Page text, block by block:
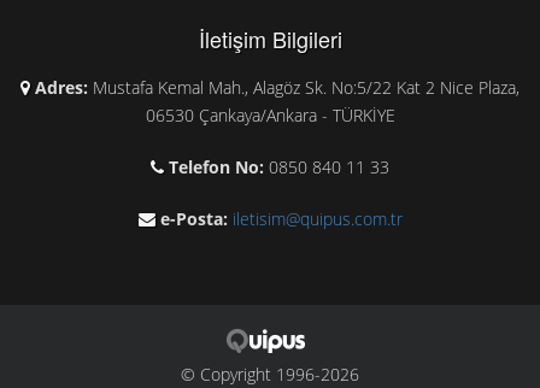
İletişim Bilgileri
Adres: Mustafa Kemal Mah., Alagöz Sk. No:5/22 Kat 2 Nice Plaza,
06530 Çankaya/Ankara - TÜRKİYE
Telefon No: 0850 840 11 33
e-Posta: iletisim@quipus.com.tr
© Copyright 1996-2026